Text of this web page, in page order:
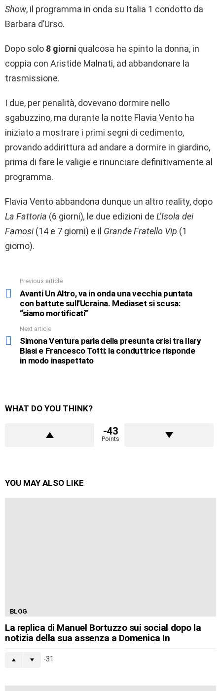
Show, il programma in onda su Italia 1 condotto da
Barbara d’Urso.
Dopo solo 8 giorni qualcosa ha spinto la donna, in
coppia con Aristide Malnati, ad abbandonare la
trasmissione.
I due, per penalità, dovevano dormire nello
sgabuzzino, ma durante la notte Flavia Vento ha
iniziato a mostrare i primi segni di cedimento,
provando addirittura ad andare a dormire in giardino,
prima di fare le valigie e rinunciare definitivamente al
programma.
Flavia Vento abbandona dunque un altro reality, dopo
La Fattoria (6 giorni), le due edizioni de L’Isola dei
Famosi(14 e 7 giorni) e il Grande Fratello Vip (1
giorno).
more
Previous article
Avanti Un Altro, va in onda una vecchia puntata
con battute sull’Ucraina. Mediaset si scusa:
“siamo mortificati”
Next article
Simona Ventura parla della presunta crisi tra Ilary
Blasi e Francesco Totti: la conduttrice risponde
in modo inaspettato
WHAT DO YOU THINK?
-43
Points
YOU MAY ALSO LIKE
BLOG
La replica di Manuel Bortuzzo sui social dopo la
notizia della sua assenza a Domenica In
-31